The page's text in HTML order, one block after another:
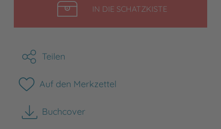
IN DIE SCHATZKISTELEGEN
Teilen
Auf den Merkzettel
Buchcover
herunterladen